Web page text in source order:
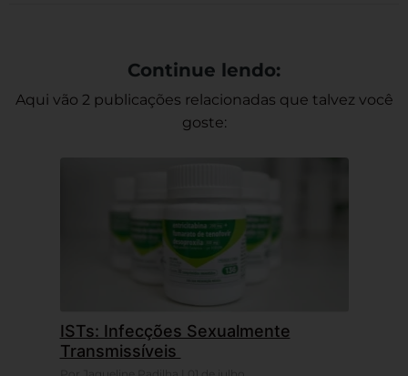
Continue lendo:
Aqui vão 2 publicações relacionadas que talvez você
goste:
ISTs: Infecções Sexualmente
Transmissíveis